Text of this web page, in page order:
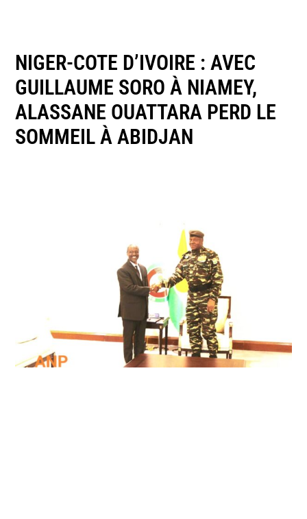
NIGER-COTE D’IVOIRE : AVEC
GUILLAUME SORO À NIAMEY,
ALASSANE OUATTARA PERD LE
SOMMEIL À ABIDJAN